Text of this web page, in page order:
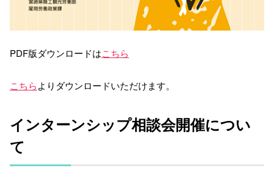
PDF版ダウンロードはこちら
こちらよりダウンロードいただけます。
インターンシップ相談会開催につい
て